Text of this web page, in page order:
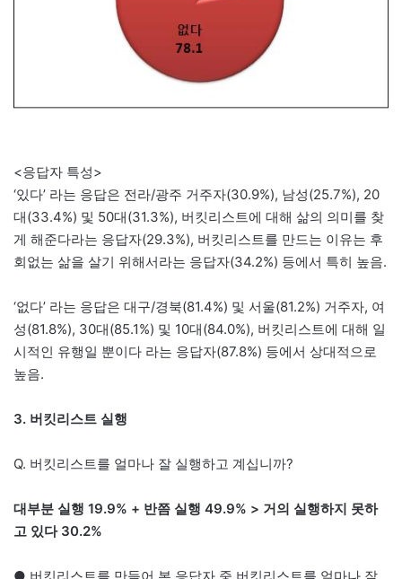
<응답자 특성>
‘있다’ 라는 응답은 전라/광주 거주자(30.9%), 남성(25.7%), 20
대(33.4%) 및 50대(31.3%), 버킷리스트에 대해 삶의 의미를 찾
게 해준다라는 응답자(29.3%), 버킷리스트를 만드는 이유는 후
회없는 삶을 살기 위해서라는 응답자(34.2%) 등에서 특히 높음.
‘없다’ 라는 응답은 대구/경북(81.4%) 및 서울(81.2%) 거주자, 여
성(81.8%), 30대(85.1%) 및 10대(84.0%), 버킷리스트에 대해 일
시적인 유행일 뿐이다 라는 응답자(87.8%) 등에서 상대적으로
높음.
3. 버킷리스트 실행
Q. 버킷리스트를 얼마나 잘 실행하고 계십니까?
대부분 실행 19.9% + 반쯤 실행 49.9% > 거의 실행하지 못하
고 있다 30.2%
● 버킷리스트를 만들어 본 응답자 중 버킷리스트를 얼마나 잘